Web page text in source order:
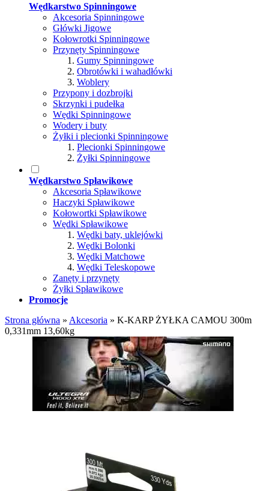
Wędkarstwo Spinningowe
Akcesoria Spinningowe
Główki Jigowe
Kołowrotki Spinningowe
Przynęty Spinningowe
Gumy Spinningowe
Obrotówki i wahadłówki
Woblery
Przypony i dozbrojki
Skrzynki i pudełka
Wędki Spinningowe
Wodery i buty
Żyłki i plecionki Spinningowe
Plecionki Spinningowe
Żyłki Spinningowe
Wędkarstwo Spławikowe
Akcesoria Spławikowe
Haczyki Spławikowe
Kołowortki Spławikowe
Wędki Spławikowe
Wędki baty, uklejówki
Wędki Bolonki
Wędki Matchowe
Wędki Teleskopowe
Zanęty i przynęty
Żyłki Spławikowe
Promocje
Strona główna » Akcesoria » K-KARP ŻYŁKA CAMOU 300m
0,331mm 13,60kg